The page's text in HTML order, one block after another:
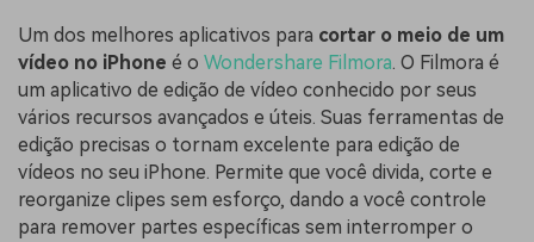
Um dos melhores aplicativos para cortar o meio de um
vídeo no iPhone é o Wondershare Filmora. O Filmora é
um aplicativo de edição de vídeo conhecido por seus
vários recursos avançados e úteis. Suas ferramentas de
edição precisas o tornam excelente para edição de
vídeos no seu iPhone. Permite que você divida, corte e
reorganize clipes sem esforço, dando a você controle
para remover partes específicas sem interromper o